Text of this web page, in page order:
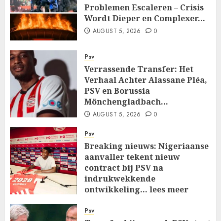
Problemen Escaleren – Crisis
Wordt Dieper en Complexer…
AUGUST 5, 2026 0
Psv
Verrassende Transfer: Het
Verhaal Achter Alassane Pléa,
PSV en Borussia
Mönchengladbach…
AUGUST 5, 2026 0
Psv
Breaking nieuws: Nigeriaanse
aanvaller tekent nieuw
contract bij PSV na
indrukwekkende
ontwikkeling… lees meer
Psv